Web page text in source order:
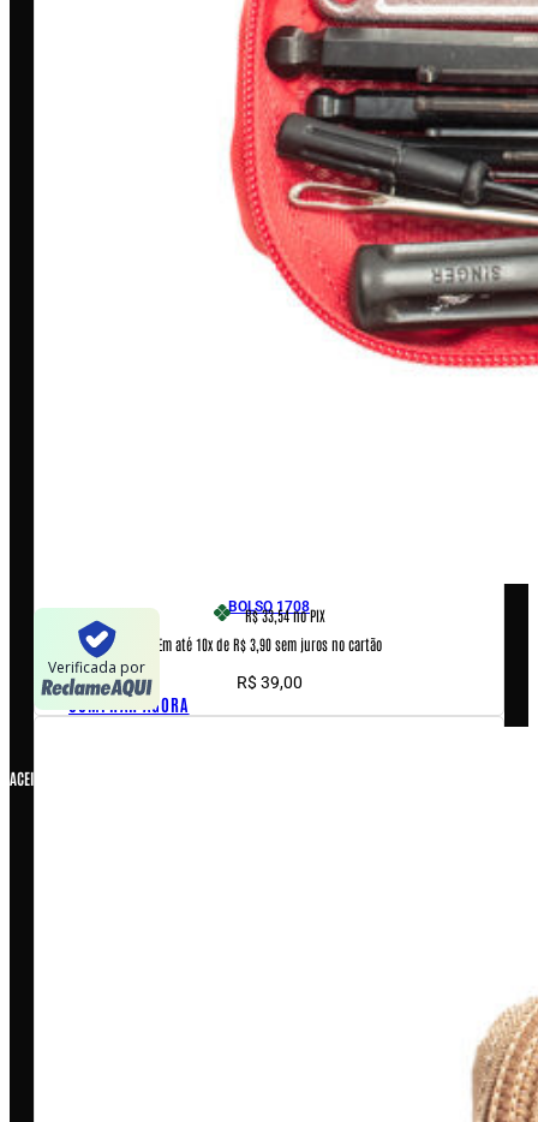
BOLSO 1708
R$ 33,54no PIX
Em até 10x de R$ 3,90 sem juros no cartão
R$ 39,00
COMPRAR AGORA
Entrar/Cadastrar
Meus Pedidos
Entrega
Pagamento Seguro
Trocas e devoluções
Loja
Outlet
Quem somos
Encontre uma revenda
Verificada por
ACEITAMOS
COPYRIGHT © 2026 – WARFARE INDUSTRIA E COMERCIO DE